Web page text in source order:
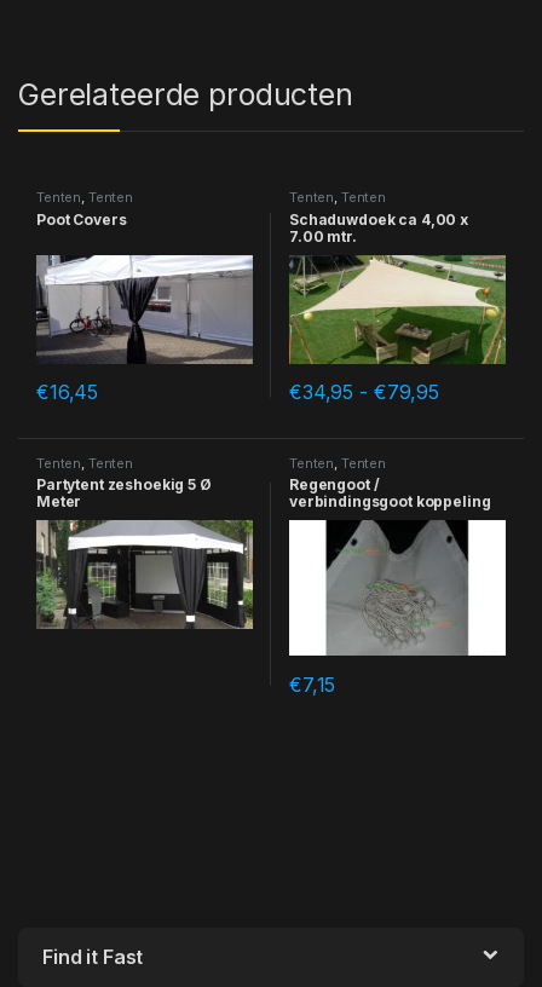
Gerelateerde producten
Tenten, Tenten
Poot Covers
€16,45
Tenten, Tenten
Schaduwdoek ca 4,00 x
7.00 mtr.
€34,95 - €79,95
Dit product heeft meerdere
Tenten Tenten
Partytent zeshoekig 5 Ø
Meter
Tenten Tenten
Regengoot /
verbindingsgoot koppeling
van 2 partytenten 8m
€7,15
Find it Fast